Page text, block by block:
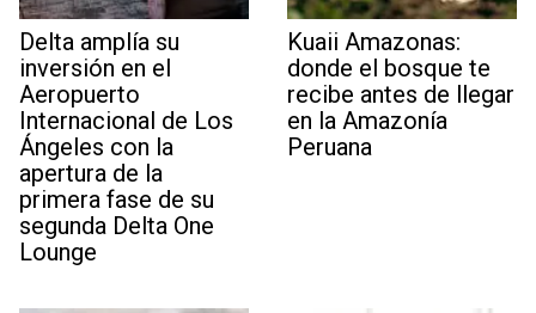
Delta amplía su
inversión en el
Aeropuerto
Internacional de Los
Ángeles con la
apertura de la
primera fase de su
segunda Delta One
Lounge
Kuaii Amazonas:
donde el bosque te
recibe antes de llegar
en la Amazonía
Peruana